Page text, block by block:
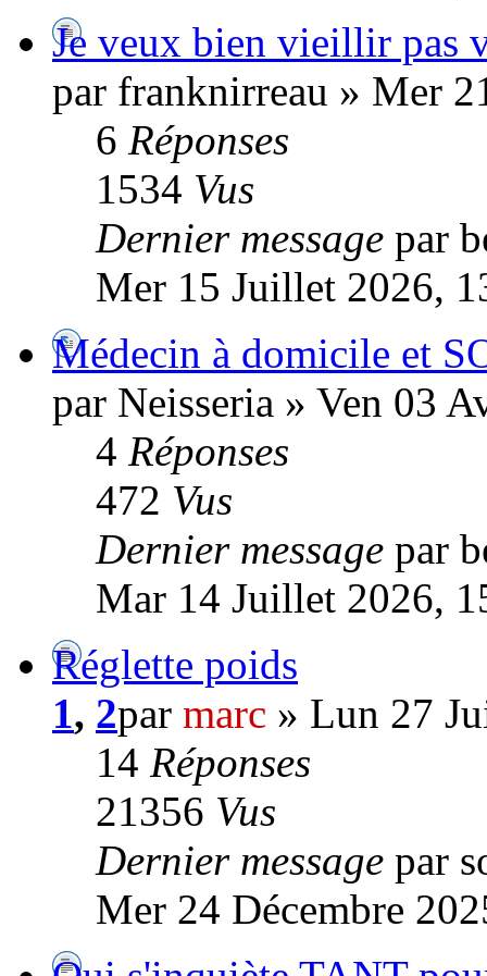
Je veux bien vieillir pas
par franknirreau » Mer
6 Réponses
1534 Vus
Dernier message par
Mer 15 Juillet 2026,
Médecin à domicile et
par Neisseria » Ven 03
4 Réponses
472 Vus
Dernier message par
Mar 14 Juillet 2026,
Réglette poids
1, 2par marc » Lun 27
14 Réponses
21356 Vus
Dernier message par
Mer 24 Décembre